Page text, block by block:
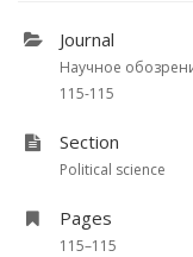
Journal
Научное
115-115
Section
Political science
Pages
115–115